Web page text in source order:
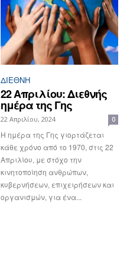
ΔΙΕΘΝΉ
22 Απριλίου: Διεθνής
ημέρα της Γης
22 Απριλίου, 2024 0
Η ημέρα της Γης γιορτάζεται
κάθε χρόνο από το 1970, στις 22
Απριλίου, με στόχο την
κινητοποίηση ανθρώπων,
κυβερνήσεων, επιχειρήσεων και
οργανισμών, για ένα...